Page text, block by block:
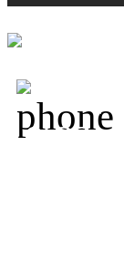
+7
19-33